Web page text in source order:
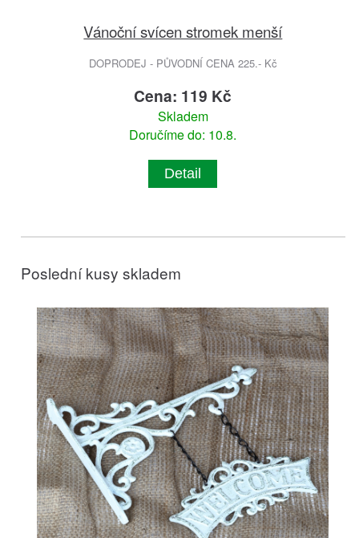
Vánoční svícen stromek menší
DOPRODEJ - PŮVODNÍ CENA 225.- Kč
Cena: 119 Kč
Skladem
Doručíme do: 10.8.
Detail
Poslední kusy skladem